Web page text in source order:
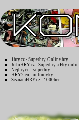
1hry.cz - Superhry, Online hry
JoJoHRY.cz - Superhry a Hry
Nejhry.eu - superhry
HRY2.eu - onlinovky
SeznamHRY.cz - 1000her